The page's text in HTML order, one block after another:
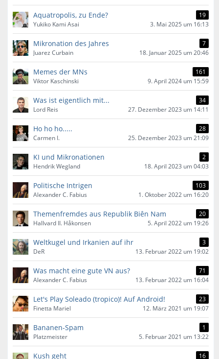
Aquatropolis, zu Ende?
19
Yukiko Kami Asai
3. Mai 2025 um 16:13
Mikronation des Jahres
7
Juarez Curbain
18. Januar 2025 um 20:46
Memes der MNs
161
Viktor Kaschinski
9. April 2024 um 15:59
Was ist eigentlich mit...
34
Lord Reis
27. Dezember 2023 um 14:11
Ho ho ho.....
28
Carmen I.
25. Dezember 2023 um 21:09
KI und Mikronationen
2
Hendrik Wegland
18. April 2023 um 04:03
Politische Intrigen
103
Alexander C. Fabius
1. Oktober 2022 um 16:20
Themenfremdes aus Republik Biên Nam
20
Hallvard II. Håkonsen
5. April 2022 um 19:26
Weltkugel und Irkanien auf ihr
3
DeR
13. Februar 2022 um 19:02
Was macht eine gute VN aus?
71
Alexander C. Fabius
13. Februar 2022 um 16:04
Let's Play Soleado (tropico)! Auf Android!
23
Finetta Mariel
12. März 2021 um 19:07
Bananen-Spam
1
Platzmeister
5. Februar 2021 um 13:22
Kush geht
16